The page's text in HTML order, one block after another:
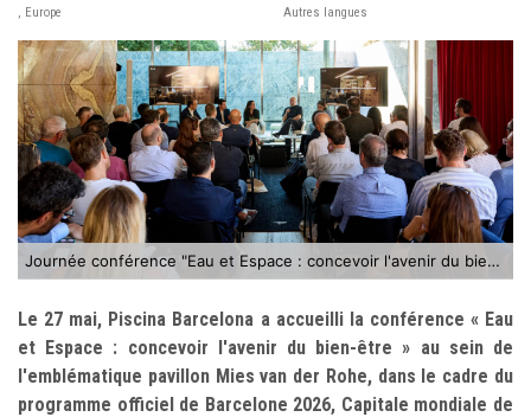
, Europe
Autres langues
Journée conférence "Eau et Espace : concevoir l'avenir du bien-être" le 27 mai 2026
Le 27 mai, Piscina Barcelona a accueilli la conférence « Eau
et Espace : concevoir l'avenir du bien-être » au sein de
l'emblématique pavillon Mies van der Rohe, dans le cadre du
programme officiel de Barcelone 2026, Capitale mondiale de